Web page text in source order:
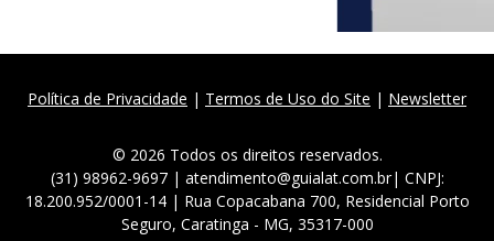
Política de Privacidade | Termos de Uso do Site | Newsletter
© 2026 Todos os direitos reservados.
(31) 98962-9697 | atendimento@guialat.com.br| CNPJ:
18.200.952/0001-14 | Rua Copacabana 700, Residencial Porto
Seguro, Caratinga - MG, 35317-000